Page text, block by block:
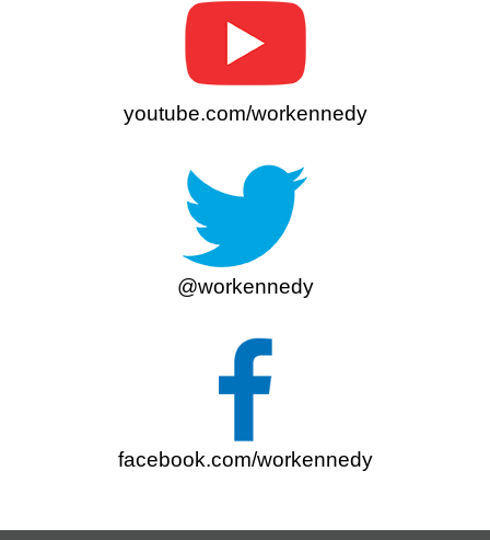
youtube.com/workennedy
@workennedy
facebook.com/workennedy